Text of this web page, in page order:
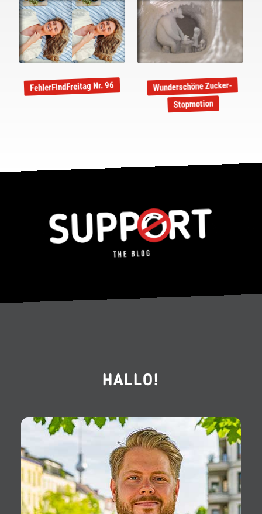
FehlerFindFreitag Nr. 96 Wunderschöne Zucker-
Stopmotion
HALLO!